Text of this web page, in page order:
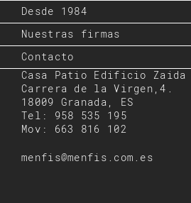
Desde 1984
Nuestras firmas
Contacto
Casa Patio Edificio Zaida
Carrera de la Virgen,4.
18009 Granada, ES
Tel: 958 535 195
Mov: 663 816 102
menfis@menfis.com.es